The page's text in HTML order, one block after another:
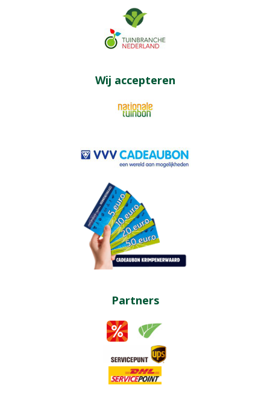
Wij accepteren
Partners